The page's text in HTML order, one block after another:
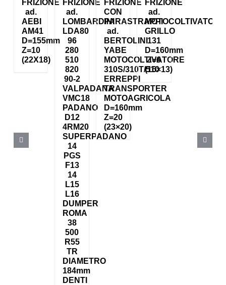
FRIZIONE
ad.
AEBI
AM41
D=155mm
Z=10
(22X18)
FRIZIONE
ad.
LOMBARDINI
LDA80
96
280
510
820
90-2
VALPADANA
VMC18
PADANO
D12
4RM20
SUPERPADANO
14
PGS
F13
14
L15
L16
DUMPER
ROMA
38
500
R55
TR
DIAMETRO
184mm
DENTI
FRIZIONE
CON
PARASTRAPPI
ad.
BERTOLINI
YABE
MOTOCOLTIVATORE
310S/310T/510
ERREPPI
TRANSPORTER
MOTOAGRICOLA
D=160mm
Z=20
(23×20)
FRIZIONE
ad.
MOTOCOLTIVATORE
GRILLO
131
D=160mm
Z=6
(16×13)